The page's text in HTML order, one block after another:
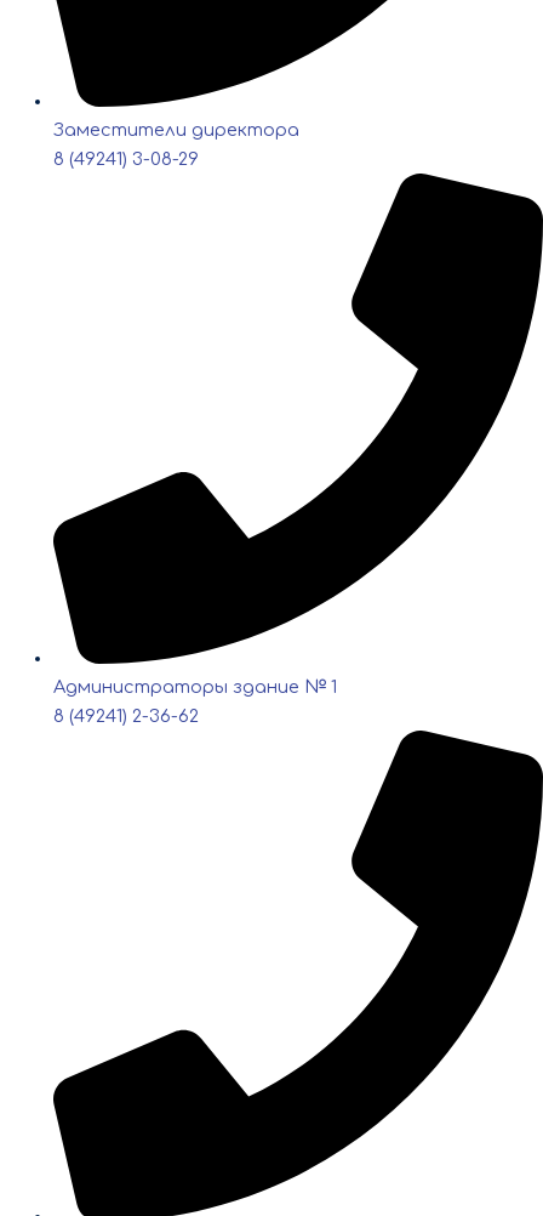
Заместители директора
8 (49241) 3-08-29
Администраторы здание № 1
8 (49241) 2-36-62